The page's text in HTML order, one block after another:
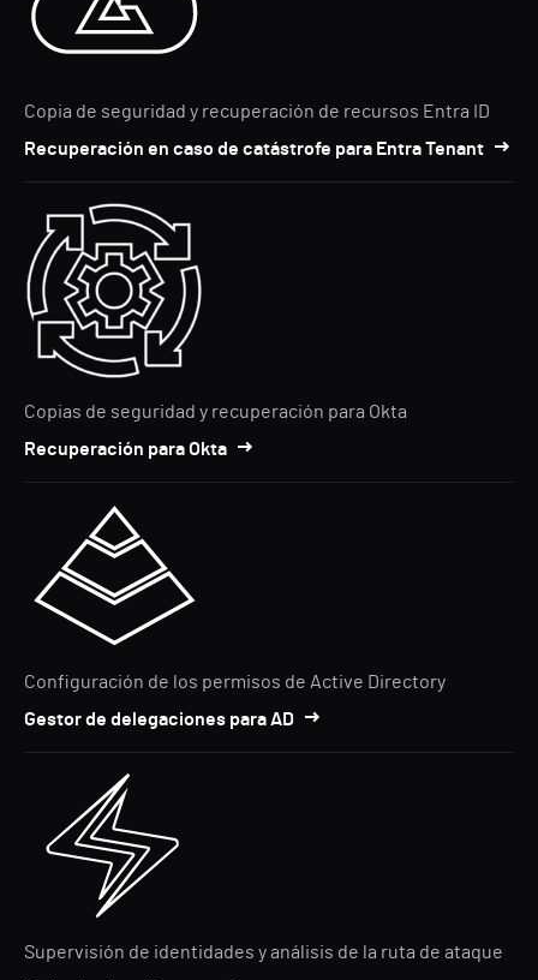
Copia de seguridad y recuperación de recursos Entra ID
Recuperación en caso de catástrofe para Entra Tenant
Copias de seguridad y recuperación para Okta
Recuperación para Okta
Configuración de los permisos de Active Directory
Gestor de delegaciones para AD
Supervisión de identidades y análisis de la ruta de ataque